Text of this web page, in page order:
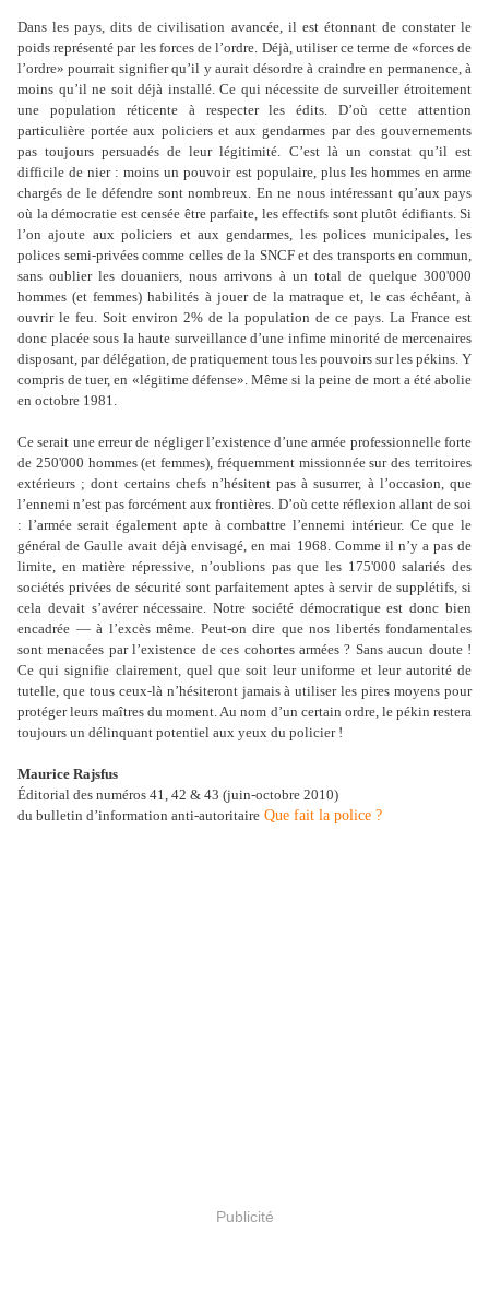
Dans les pays, dits de civilisation avancée, il est étonnant de constater le
poids représenté par les forces de l’ordre. Déjà, utiliser ce terme de «forces de
l’ordre» pourrait signifier qu’il y aurait désordre à craindre en permanence, à
moins qu’il ne soit déjà installé. Ce qui nécessite de surveiller étroitement
une population réticente à respecter les édits. D’où cette attention
particulière portée aux policiers et aux gendarmes par des gouvernements
pas toujours persuadés de leur légitimité. C’est là un constat qu’il est
difficile de nier : moins un pouvoir est populaire, plus les hommes en arme
chargés de le défendre sont nombreux. En ne nous intéressant qu’aux pays
où la démocratie est censée être parfaite, les effectifs sont plutôt édifiants. Si
l’on ajoute aux policiers et aux gendarmes, les polices municipales, les
polices semi-privées comme celles de la SNCF et des transports en commun,
sans oublier les douaniers, nous arrivons à un total de quelque 300'000
hommes (et femmes) habilités à jouer de la matraque et, le cas échéant, à
ouvrir le feu. Soit environ 2% de la population de ce pays. La France est
donc placée sous la haute surveillance d’une infime minorité de mercenaires
disposant, par délégation, de pratiquement tous les pouvoirs sur les pékins. Y
compris de tuer, en «légitime défense». Même si la peine de mort a été abolie
en octobre 1981.
Ce serait une erreur de négliger l’existence d’une armée professionnelle forte
de 250'000 hommes (et femmes), fréquemment missionnée sur des territoires
extérieurs ; dont certains chefs n’hésitent pas à susurrer, à l’occasion, que
l’ennemi n’est pas forcément aux frontières. D’où cette réflexion allant de soi
: l’armée serait également apte à combattre l’ennemi intérieur. Ce que le
général de Gaulle avait déjà envisagé, en mai 1968. Comme il n’y a pas de
limite, en matière répressive, n’oublions pas que les 175'000 salariés des
sociétés privées de sécurité sont parfaitement aptes à servir de supplétifs, si
cela devait s’avérer nécessaire. Notre société démocratique est donc bien
encadrée — à l’excès même. Peut-on dire que nos libertés fondamentales
sont menacées par l’existence de ces cohortes armées ? Sans aucun doute !
Ce qui signifie clairement, quel que soit leur uniforme et leur autorité de
tutelle, que tous ceux-là n’hésiteront jamais à utiliser les pires moyens pour
protéger leurs maîtres du moment. Au nom d’un certain ordre, le pékin restera
toujours un délinquant potentiel aux yeux du policier !
Maurice Rajsfus
Éditorial des numéros 41, 42 & 43 (juin-octobre 2010)
du bulletin d’information anti-autoritaire Que fait la police ?
Publicité